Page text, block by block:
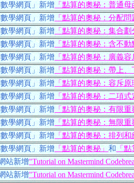
學網頁」新增「點算的奧秘：普通母
學網頁」新增「點算的奧秘：分配問
學網頁」新增「點算的奧秘：集合劃
學網頁」新增「點算的奧秘：含不
學網頁」新增「點算的奧秘：廣義容
學網頁」新增「點算的奧秘：帶上
學網頁」新增「點算的奧秘：容斥原
學網頁」新增 「點算的奧秘：二項
學網頁」新增「點算的奧秘：有限
學網頁」新增「點算的奧秘：無限
學網頁」新增「點算的奧秘：排列
學網頁」新增「點算的奧秘」和「點
站新增"Tutorial on Mastermind
站新增"Tutorial on Mastermind